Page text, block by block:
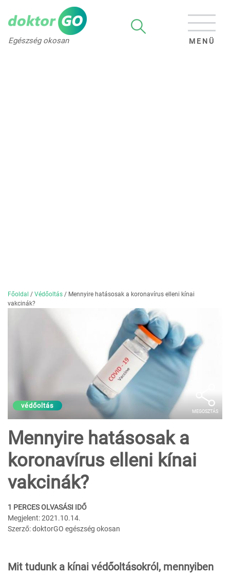
Egészség okosan MENÜ
Főoldal / Védőoltás / Mennyire hatásosak a koronavírus elleni kínai
vakcinák?
védőoltás
MEGOSZTÁS
Mennyire hatásosak a
koronavírus elleni kínai
vakcinák?
1 PERCES OLVASÁSI IDŐ
Megjelent: 2021.10.14.
Szerző: doktorGO egészség okosan
Mit tudunk a kínai védőoltásokról, mennyiben